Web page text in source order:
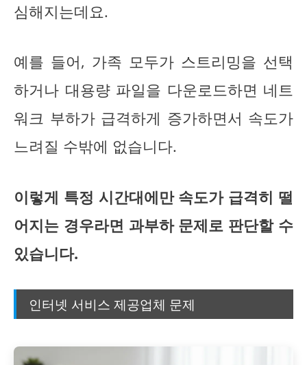
심해지는데요.
예를 들어, 가족 모두가 스트리밍을 선택
하거나 대용량 파일을 다운로드하면 네트
워크 부하가 급격하게 증가하면서 속도가
느려질 수밖에 없습니다.
이렇게 특정 시간대에만 속도가 급격히 떨
어지는 경우라면 과부하 문제로 판단할 수
있습니다.
인터넷 서비스 제공업체 문제